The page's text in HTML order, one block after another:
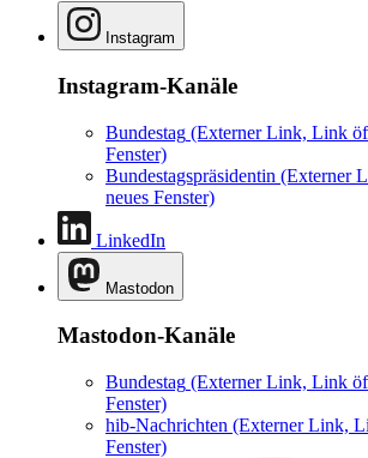
Instagram
Instagram-Kanäle
Bundestag (Externer Link, Link
Fenster)
Bundestagspräsidentin (Externer
neues Fenster)
LinkedIn
Mastodon
Mastodon-Kanäle
Bundestag (Externer Link, Link
Fenster)
hib-Nachrichten (Externer Link,
Fenster)